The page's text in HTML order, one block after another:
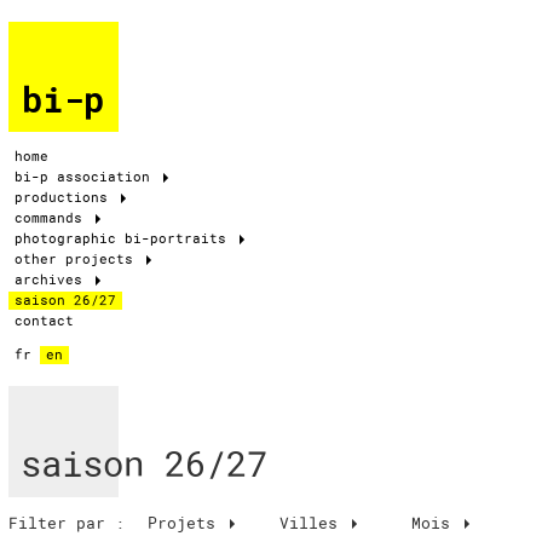
bi-p
home
bi-p association
productions
commands
photographic bi-portraits
other projects
archives
saison 26/27
contact
fr
en
saison 26/27
Filter par : Projets Villes Mois